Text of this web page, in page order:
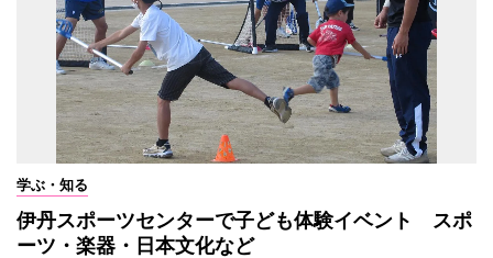
学ぶ・知る
伊丹スポーツセンターで子ども体験イベント スポ
ーツ・楽器・日本文化など